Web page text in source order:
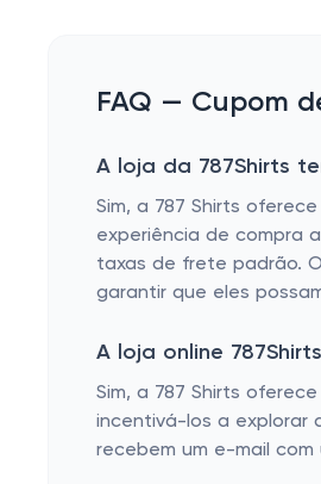
FAQ — Cupom
A loja da 787Shirts
Sim, a 787 Shirts
experiência de compra
taxas de frete padrão.
garantir que eles
A loja online
Sim, a 787 Shirts
incentivá-los a explorar
recebem um e-mail